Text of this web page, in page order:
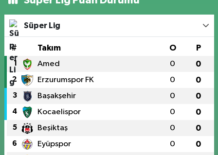
Süper Lig
# Takım O P
1 Amed 0 0
2 Erzurumspor FK 0 0
3 Başakşehir 0 0
4 Kocaelispor 0 0
5 Beşiktaş 0 0
6 Eyüpspor 0 0